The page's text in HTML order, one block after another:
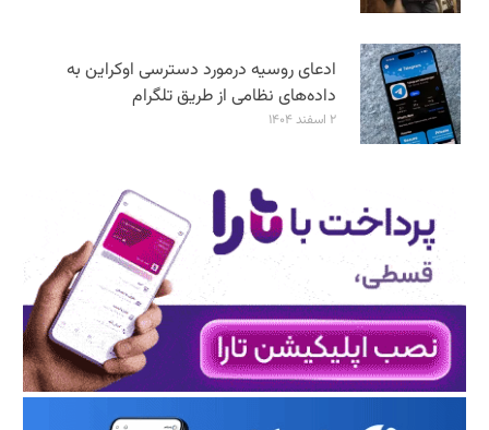
ادعای روسیه درمورد دسترسی اوکراین به
داده‌های نظامی از طریق تلگرام
۲ اسفند ۱۴۰۴